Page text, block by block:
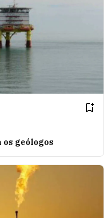
os geólogos